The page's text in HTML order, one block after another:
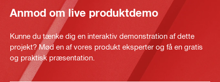
Anmod om live produktdemo
Kunne du tænke dig en interaktiv demonstration af dette
projekt? Mød en af vores produkt eksperter og få en gratis
og praktisk præsentation.